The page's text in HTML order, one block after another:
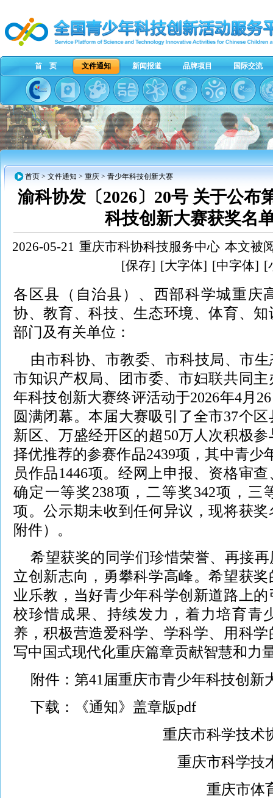
首 页 文件通知 新闻报道 品牌项目 国际交流
首页 > 文件通知 > 重庆 > 青少年科技创新大赛
渝科协发〔2026〕20号 关于公布
科技创新大赛获奖名
2026-05-21 重庆市科协科技服务中心 本文被
[保存] [大字体] [中字体] [
各区县（自治县）、西部科学城重庆
协、教育、科技、生态环境、体育、
部门及有关单位：
由市科协、市教委、市科技局、市
市知识产权局、团市委、市妇联共同
年科技创新大赛终评活动于2026年4月
圆满闭幕。本届大赛吸引了全市37个
新区、万盛经开区的超50万人次积极
择优推荐的参赛作品2439项，其中青少
员作品1446项。经网上申报、资格审
确定一等奖238项，二等奖342项，三
项。公示期未收到任何异议，现将获
附件）。
希望获奖的同学们珍惜荣誉、再接
立创新志向，勇攀科学高峰。希望获
业乐教，当好青少年科学创新道路上
校珍惜成果、持续发力，着力培育青
养，积极营造爱科学、学科学、用科
写中国式现代化重庆篇章贡献智慧和力
附件： 第41届重庆市青少年科技创新
下载：
《通知》盖章版pdf
重庆市科学技术
重庆市科学技
重庆市体